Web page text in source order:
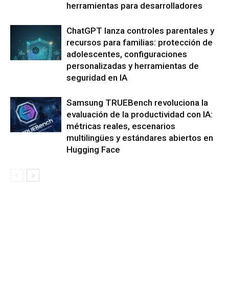
herramientas para desarrolladores
ChatGPT lanza controles parentales y
recursos para familias: protección de
adolescentes, configuraciones
personalizadas y herramientas de
seguridad en IA
Samsung TRUEBench revoluciona la
evaluación de la productividad con IA:
métricas reales, escenarios
multilingües y estándares abiertos en
Hugging Face